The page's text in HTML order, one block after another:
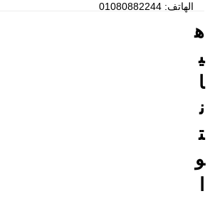
الهاتف: 01080882244
ه
ي
ا
ن
ت
و